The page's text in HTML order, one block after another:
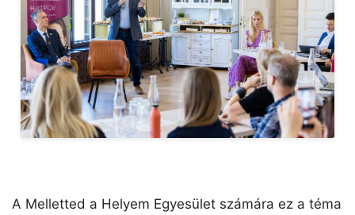
A Melletted a Helyem Egyesület számára ez a téma